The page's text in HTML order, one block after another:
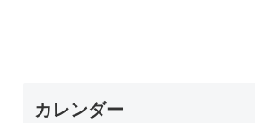
カレンダー